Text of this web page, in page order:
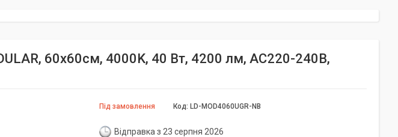
60x60см, 4000K, 40 Вт, 4200 лм, AC220-240В,
Під замовлення Код: LD-MOD4060UGR-NB
Відправка з 23 серпня 2026